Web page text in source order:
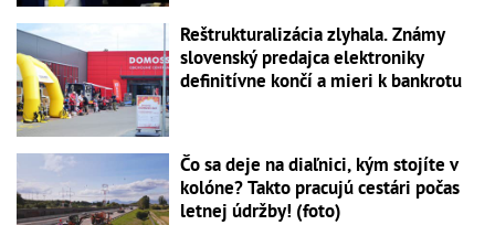
Reštrukturalizácia zlyhala. Známy
slovenský predajca elektroniky
definitívne končí a mieri k bankrotu
Čo sa deje na diaľnici, kým stojíte v
kolóne? Takto pracujú cestári počas
letnej údržby! (foto)